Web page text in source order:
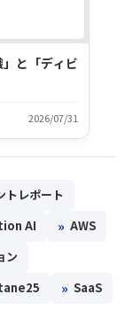
と「ディビ
2026/07/31
トレポート
AI » AWS
ン
» SaaS